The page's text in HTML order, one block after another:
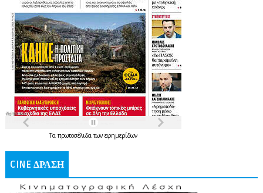
Τα πρωτοσέλιδατων εφημερίδων
CINE ΔΡΑΣΗ